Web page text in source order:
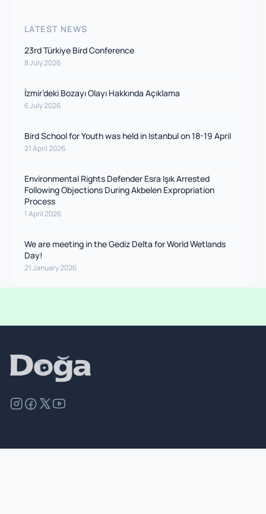
LATEST NEWS
23rd Türkiye Bird Conference
8 July 2026
İzmir’deki Bozayı Olayı Hakkında Açıklama
6 July 2026
Bird School for Youth was held in Istanbul on 18-19 April
21 April 2026
Environmental Rights Defender Esra Işık Arrested
Following Objections During Akbelen Expropriation
Process
1 April 2026
We are meeting in the Gediz Delta for World Wetlands
Day!
21 January 2026